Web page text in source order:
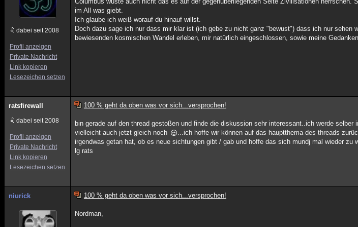
dabei seit 2008
Profil anzeigen
Private Nachricht
Link kopieren
Lesezeichen setzen
im All was giebt.
Ich glaube ich weiß worauf du hinauf willst.
Doch dazu sage ich nur dass mir klar ist (ich gebe zu nicht ganz "bewust") dass ich nur sehen
bewiesenden kosmischen Wandel erleben, mir natürlich eingeschlossen, sowie meine
ratsfirewall
dabei seit 2008
Profil anzeigen
Private Nachricht
Link kopieren
Lesezeichen setzen
100 % geht da oben was vor sich...versprochen!
bin gerade auf den thread gestoßen und finde die diskussion sehr interessant..ich werde
vielleicht auch jetzt gleich noch
...ich hoffe wir können auf das hauptthema des threads
irgendwas getan hat, ob es neue sichtungen gibt / gab und hoffe das sich mundj mal wieder zu
lg rats
niurick 100 % geht da oben was vor sich...versprochen!
Nordman,